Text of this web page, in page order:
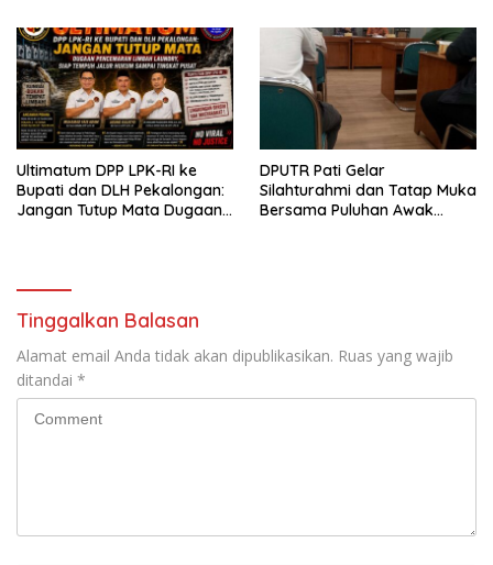
Ultimatum DPP LPK-RI ke
Bupati dan DLH Pekalongan:
Jangan Tutup Mata Dugaan
DPUTR Pati Gelar
Silahturahmi dan Tatap Muka
Bersama Puluhan Awak
Tinggalkan Balasan
Alamat email Anda tidak akan dipublikasikan. Ruas yang wajib
ditandai *